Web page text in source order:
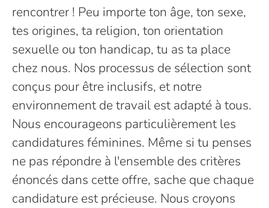
rencontrer ! Peu importe ton âge, ton sexe,
tes origines, ta religion, ton orientation
sexuelle ou ton handicap, tu as ta place
chez nous. Nos processus de sélection sont
conçus pour être inclusifs, et notre
environnement de travail est adapté à tous.
Nous encourageons particulièrement les
candidatures féminines. Même si tu penses
ne pas répondre à l'ensemble des critères
énoncés dans cette offre, sache que chaque
candidature est précieuse. Nous croyons